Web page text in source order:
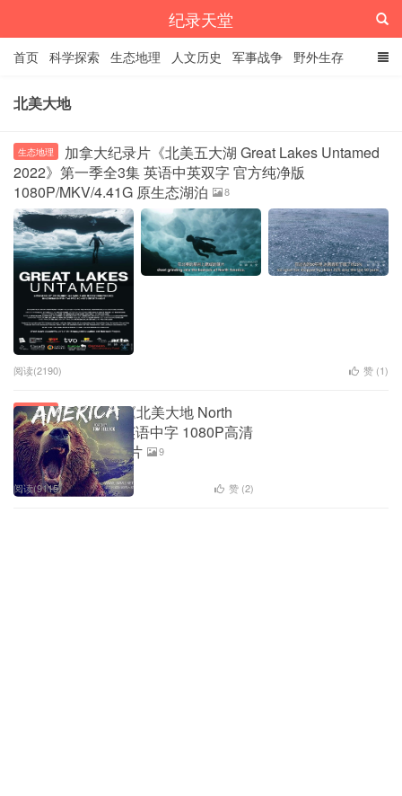
纪录天堂
首页 科学探索 生态地理 人文历史 军事战争 野外生存
经典纪录
北美大地
生态地理
加拿大纪录片《北美五大湖 Great Lakes Untamed
2022》第一季全3集 英语中英双字 官方纯净版
1080P/MKV/4.41G 原生态湖泊
8
阅读(2190) 赞 (1)
生态地理
探索频道《北美大地 North
America》全7集 英语中字 1080P高清
北美自然生态纪录片
9
阅读(9115) 赞 (2)